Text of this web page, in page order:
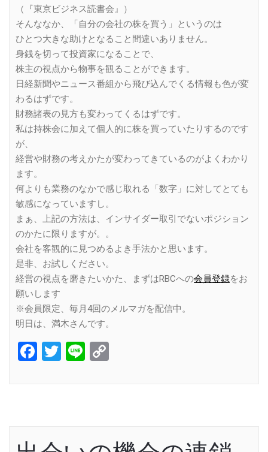
（『東京ビジネス読書会』）
そんななか、「自分の会社の株を買う」というのは
ひとつ大きな助けとなること間違いありません。
身銭を切って投資家になることで、
株主の視点から物事を観ることができます。
日経新聞やニュース番組から飛び込んでくる情報も色が変
わるはずです。
財務諸表の見方も変わってくるはずです。
私は持株会に加えて個人的に株を買っていたりするのです
が、
経営や財務の考えかたが変わってきているのがよくわかり
ます。
何よりも業務のなかで感じ取れる「数字」に対してとても
敏感になっていますし。
まぁ、上記の方法は、インサイダー取引でないポジション
のかたに限りますが。。
会社を客観的に見つめるよき手法かと思います。
是非、お試しください。
経営の視点を磨きたいかた、まずはRBCへの会員登録をお
願いします
※会員限定、毎月4回のメルマガを配信中。
明日は、満木さんです。
Facebook
Twitter
Line